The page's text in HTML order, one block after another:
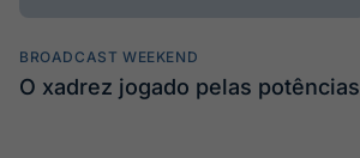
BROADCAST WEEKEND
O xadrez jogado pelas potências